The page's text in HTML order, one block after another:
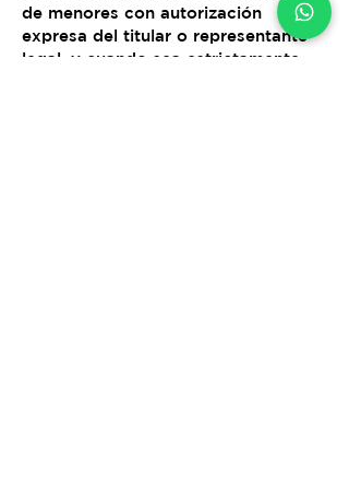
de menores con autorización
expresa del titular o representante
legal, y cuando sea estrictamente